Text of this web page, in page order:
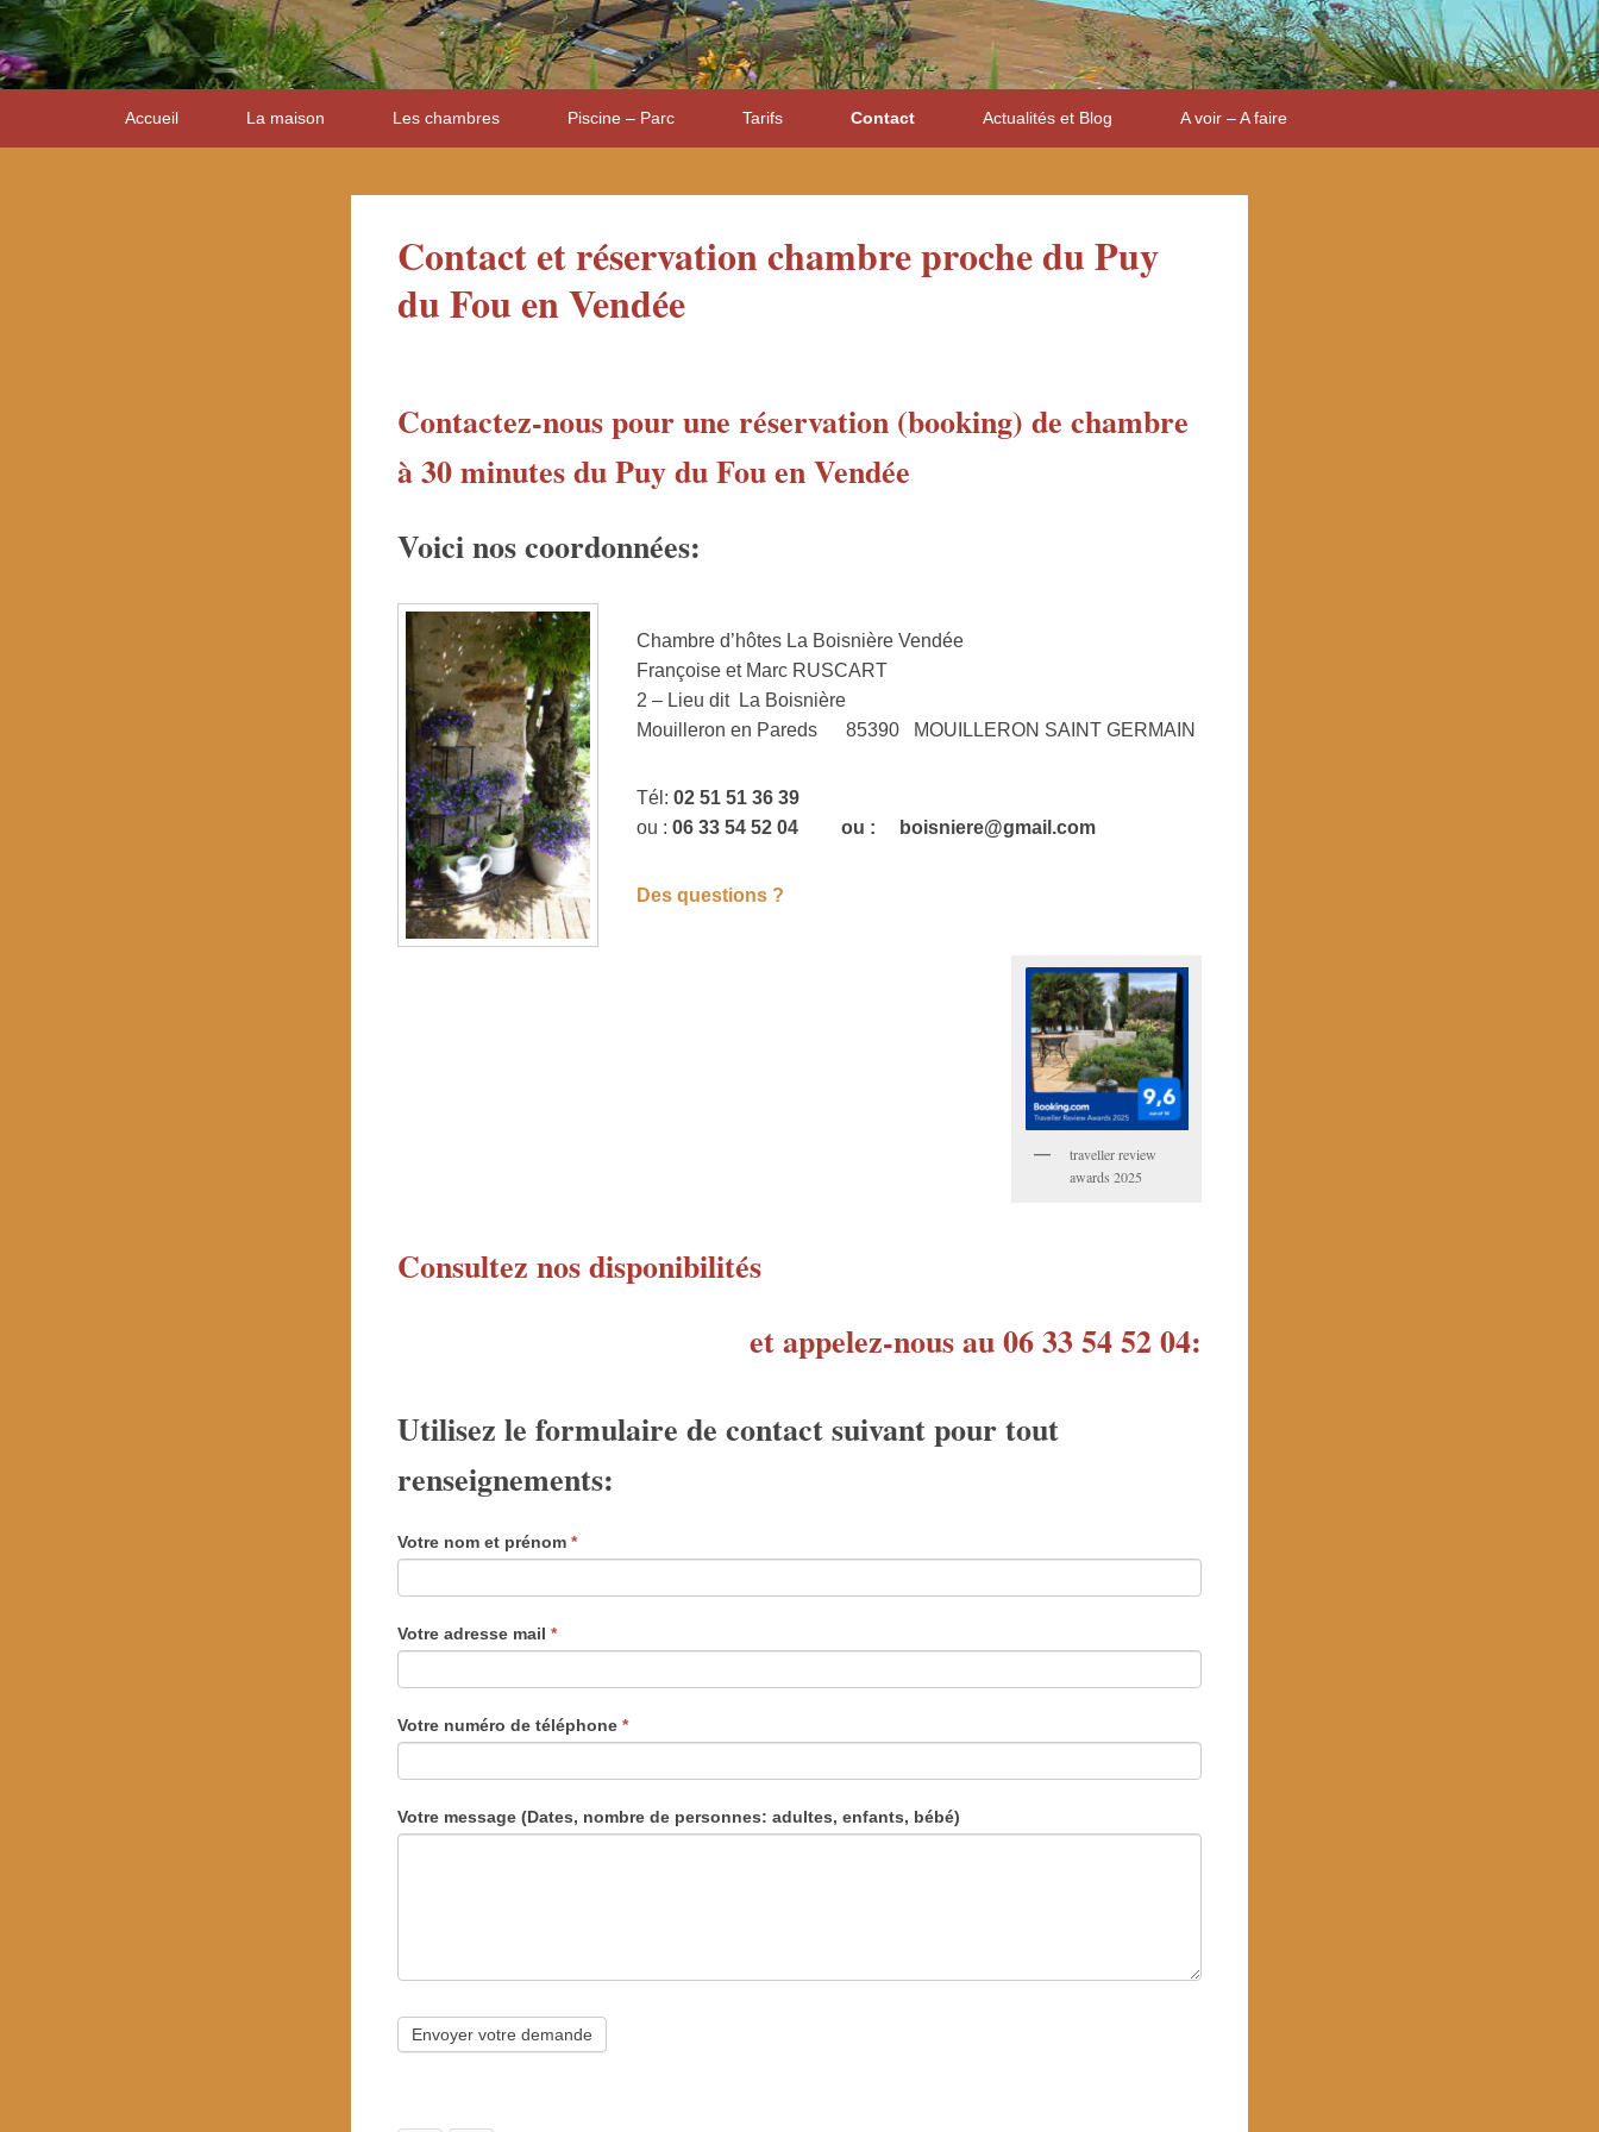
Accueil La maison Les chambres Piscine – Parc Tarifs Contact Actualités et Blog A voir – A faire
Contact et réservation chambre proche du Puy
du Fou en Vendée
Contactez-nous pour une réservation (booking) de chambre
à 30 minutes du Puy du Fou en Vendée
Voici nos coordonnées:
Chambre d’hôtes La Boisnière Vendée
Françoise et Marc RUSCART
2 – Lieu dit La Boisnière
Mouilleron en Pareds 85390 MOUILLERON SAINT GERMAIN
Tél: 02 51 51 36 39
ou : 06 33 54 52 04 ou : boisniere@gmail.com
Des questions ?
traveller review
awards 2025
Consultez nos disponibilités
et appelez-nous au 06 33 54 52 04:
Utilisez le formulaire de contact suivant pour tout
renseignements:
Votre nom et prénom *
Votre adresse mail *
Votre numéro de téléphone *
Votre message (Dates, nombre de personnes: adultes, enfants, bébé)